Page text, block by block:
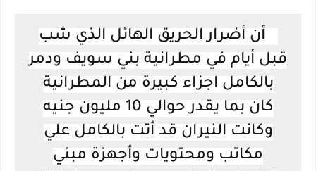
أن أضرار الحريق الهائل الذي شب
قبل أيام في مطرانية بني سويف ودمر
بالكامل اجزاء كبيرة من المطرانية
كان بما يقدر حوالي 10 مليون جنيه
وكانت النيران قد أتت بالكامل علي
مكاتب ومحتويات وأجهزة مبني